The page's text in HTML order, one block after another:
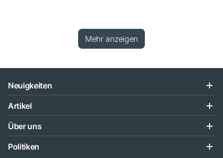
Mehr anzeigen
Neuigkeiten
Artikel
Über uns
Politiken